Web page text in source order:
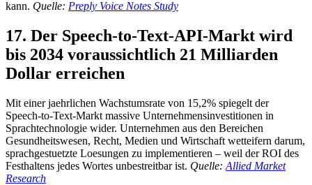
kann. Quelle: Preply Voice Notes Study
17. Der Speech-to-Text-API-Markt wird
bis 2034 voraussichtlich 21 Milliarden
Dollar erreichen
Mit einer jaehrlichen Wachstumsrate von 15,2% spiegelt der
Speech-to-Text-Markt massive Unternehmensinvestitionen in
Sprachtechnologie wider. Unternehmen aus den Bereichen
Gesundheitswesen, Recht, Medien und Wirtschaft wetteifern darum,
sprachgestuetzte Loesungen zu implementieren – weil der ROI des
Festhaltens jedes Wortes unbestreitbar ist. Quelle: Allied Market
Research